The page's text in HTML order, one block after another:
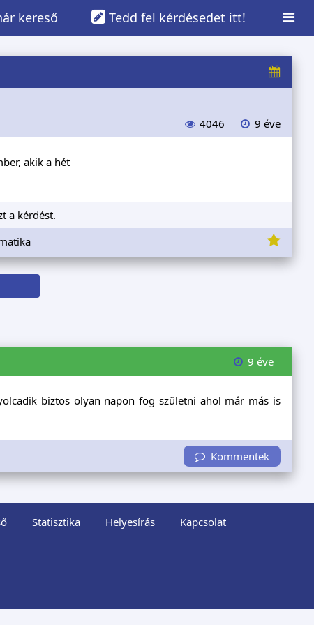
Tedd fel kérdésedet itt!
kereső
4046 9 éve
akik a hét
a kérdést.
9 éve
biztos olyan napon fog születni ahol már más is
Kommentek
Statisztika Helyesírás Kapcsolat